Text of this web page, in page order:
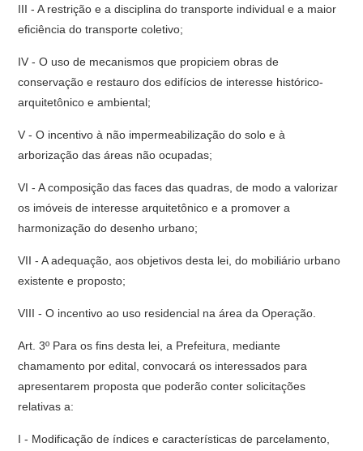
III - A restrição e a disciplina do transporte individual e a maior
eficiência do transporte coletivo;
IV - O uso de mecanismos que propiciem obras de
conservação e restauro dos edifícios de interesse histórico-
arquitetônico e ambiental;
V - O incentivo à não impermeabilização do solo e à
arborização das áreas não ocupadas;
VI - A composição das faces das quadras, de modo a valorizar
os imóveis de interesse arquitetônico e a promover a
harmonização do desenho urbano;
VII - A adequação, aos objetivos desta lei, do mobiliário urbano
existente e proposto;
VIII - O incentivo ao uso residencial na área da Operação.
Art. 3º Para os fins desta lei, a Prefeitura, mediante
chamamento por edital, convocará os interessados para
apresentarem proposta que poderão conter solicitações
relativas a:
I - Modificação de índices e características de parcelamento,